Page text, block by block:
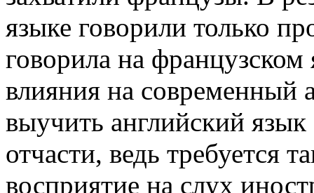
языке говорили только
говорила на французском
влияния на
выучить английский
отчасти, ведь требуется
восприятие на слух